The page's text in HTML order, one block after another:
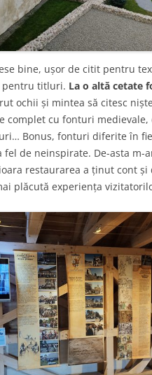
bine, ușor de citit pentru
pentru titluri. La o altă cetate
ochii și mintea să citesc niște
complet cu fonturi medievale,
Bonus, fonturi diferite în
fel de neinspirate. De-asta m-
restaurarea a ținut cont și
plăcută experiența